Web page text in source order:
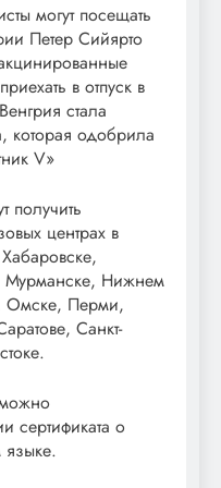
могут посещать
Петер Сийярто
в отпуск в
стала
которая одобрила
V»
получить
центрах в
Мурманске, Нижнем
Омске, Перми,
Санкт-
сертификата о
языке.